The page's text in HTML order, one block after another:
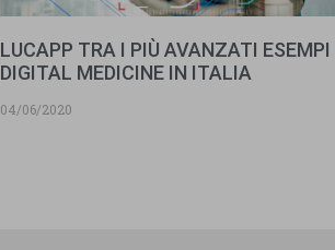
LUCAPP TRA I PIÙ AVANZATI ESEMPI
DIGITAL MEDICINE IN ITALIA
04/06/2020